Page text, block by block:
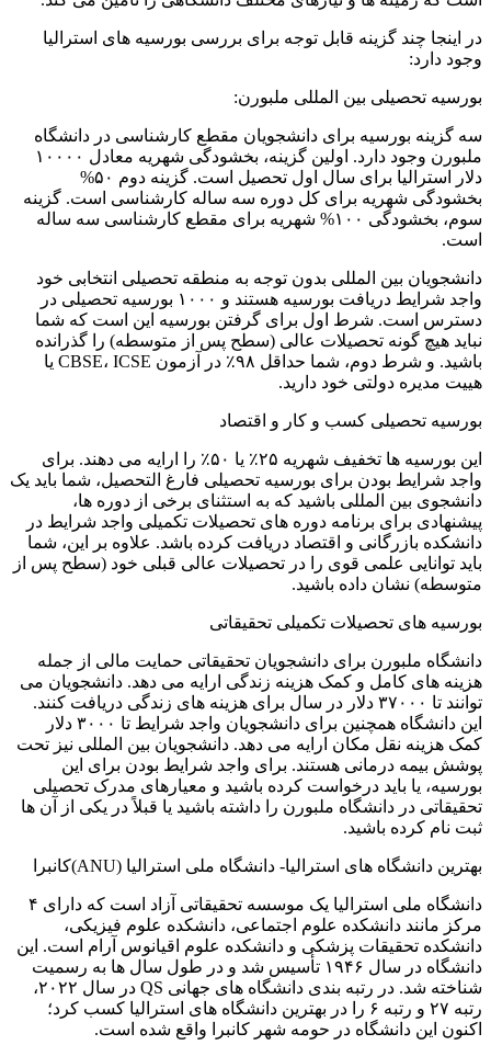
در اینجا چند گزینه قابل توجه برای بررسی بورسیه های استرالیا
وجود دارد:
بورسیه تحصیلی بین المللی ملبورن:
سه گزینه بورسیه برای دانشجویان مقطع کارشناسی در دانشگاه
ملبورن وجود دارد. اولین گزینه، بخشودگی شهریه معادل ۱۰۰۰۰
دلار استرالیا برای سال اول تحصیل است. گزینه دوم ۵۰%
بخشودگی شهریه برای کل دوره سه ساله کارشناسی است. گزینه
سوم، بخشودگی ۱۰۰% شهریه برای مقطع کارشناسی سه ساله
است.
دانشجویان بین المللی بدون توجه به منطقه تحصیلی انتخابی خود
واجد شرایط دریافت بورسیه هستند و ۱۰۰۰ بورسیه تحصیلی در
دسترس است. شرط اول برای گرفتن بورسیه این است که شما
نباید هیچ گونه تحصیلات عالی (سطح پس از متوسطه) را گذرانده
باشید. و شرط دوم، شما حداقل ۹۸٪ در آزمون CBSE، ICSE یا
هییت مدیره دولتی خود دارید.
بورسیه تحصیلی کسب و کار و اقتصاد
این بورسیه ها تخفیف شهریه ۲۵٪ یا ۵۰٪ را ارایه می دهند. برای
واجد شرایط بودن برای بورسیه تحصیلی فارغ التحصیل، شما باید یک
دانشجوی بین المللی باشید که به استثنای برخی از دوره ها،
پیشنهادی برای برنامه دوره های تحصیلات تکمیلی واجد شرایط در
دانشکده بازرگانی و اقتصاد دریافت کرده باشد. علاوه بر این، شما
باید توانایی علمی قوی را در تحصیلات عالی قبلی خود (سطح پس از
متوسطه) نشان داده باشید.
بورسیه های تحصیلات تکمیلی تحقیقاتی
دانشگاه ملبورن برای دانشجویان تحقیقاتی حمایت مالی از جمله
هزینه های کامل و کمک هزینه زندگی ارایه می دهد. دانشجویان می
توانند تا ۳۷۰۰۰ دلار در سال برای هزینه های زندگی دریافت کنند.
این دانشگاه همچنین برای دانشجویان واجد شرایط تا ۳۰۰۰ دلار
کمک هزینه نقل مکان ارایه می دهد. دانشجویان بین المللی نیز تحت
پوشش بیمه درمانی هستند. برای واجد شرایط بودن برای این
بورسیه، یا باید درخواست کرده باشید و معیارهای مدرک تحصیلی
تحقیقاتی در دانشگاه ملبورن را داشته باشید یا قبلاً در یکی از آن ها
ثبت نام کرده باشید.
بهترین دانشگاه های استرالیا- دانشگاه ملی استرالیا (ANU)کانبرا
دانشگاه ملی استرالیا یک موسسه تحقیقاتی آزاد است که دارای ۴
مرکز مانند دانشکده علوم اجتماعی، دانشکده علوم فیزیکی،
دانشکده تحقیقات پزشکی و دانشکده علوم اقیانوس آرام است. این
دانشگاه در سال ۱۹۴۶ تأسیس شد و در طول سال ها به رسمیت
شناخته شد. در رتبه بندی دانشگاه های جهانی QS در سال ۲۰۲۲،
رتبه ۲۷ و رتبه ۶ را در بهترین دانشگاه های استرالیا کسب کرد؛
اکنون این دانشگاه در حومه شهر کانبرا واقع شده است.